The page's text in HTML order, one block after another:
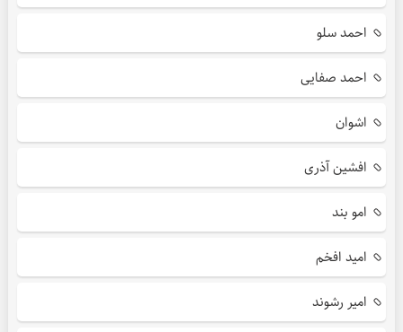
احمد سلو
احمد صفایی
اشوان
افشین آذری
امو بند
امید افخم
امیر رشوند